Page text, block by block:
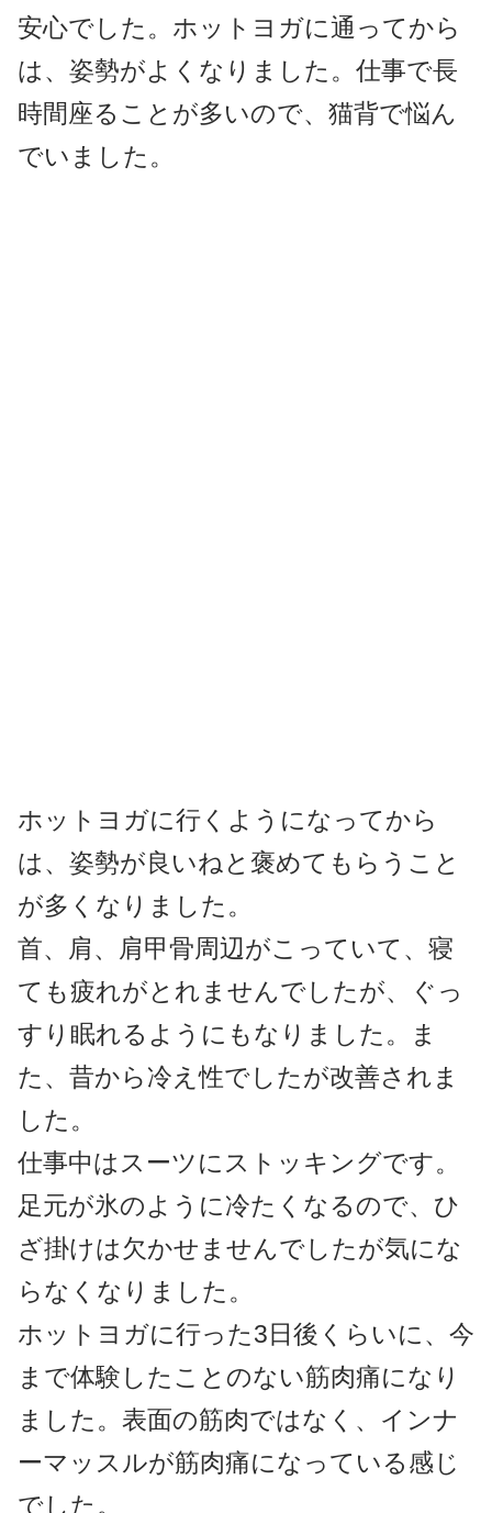
安心でした。ホットヨガに通ってから
は、姿勢がよくなりました。仕事で長
時間座ることが多いので、猫背で悩ん
でいました。
ホットヨガに行くようになってから
は、姿勢が良いねと褒めてもらうこと
が多くなりました。
首、肩、肩甲骨周辺がこっていて、寝
ても疲れがとれませんでしたが、ぐっ
すり眠れるようにもなりました。ま
た、昔から冷え性でしたが改善されま
した。
仕事中はスーツにストッキングです。
足元が氷のように冷たくなるので、ひ
ざ掛けは欠かせませんでしたが気にな
らなくなりました。
ホットヨガに行った3日後くらいに、今
まで体験したことのない筋肉痛になり
ました。表面の筋肉ではなく、インナ
ーマッスルが筋肉痛になっている感じ
でした。